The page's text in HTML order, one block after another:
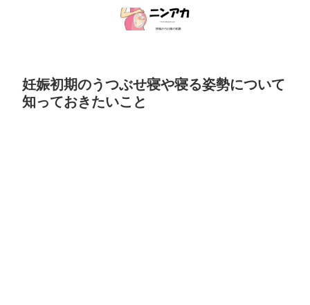
妊娠初期のうつぶせ寝や寝る姿勢について
知っておきたいこと